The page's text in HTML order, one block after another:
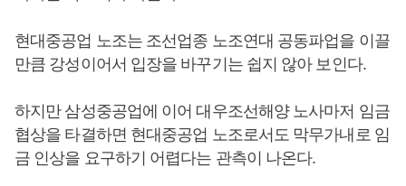
현대중공업 노조는 조선업종 노조연대 공동파업을 이끌
만큼 강성이어서 입장을 바꾸기는 쉽지 않아 보인다.
하지만 삼성중공업에 이어 대우조선해양 노사마저 임금
협상을 타결하면 현대중공업 노조로서도 막무가내로 임
금 인상을 요구하기 어렵다는 관측이 나온다.